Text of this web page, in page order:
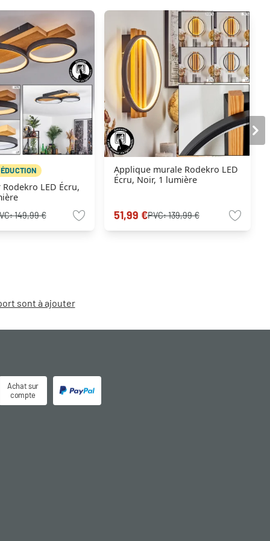
LED Écru,
149,99 €
Applique murale Rodekro LED
Écru, Noir, 1 lumière
51,99 €PVC:139,99 €
sont à ajouter
Achat sur
compte